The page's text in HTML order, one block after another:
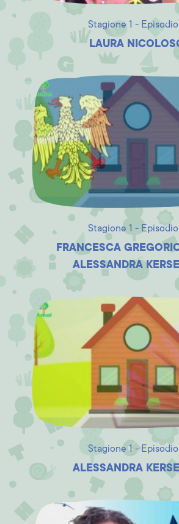
Stagione 1 -
LAURA
Stagione 1 -
FRANCESCA
ALESSANDRA
Stagione 1 -
ALESSANDRA